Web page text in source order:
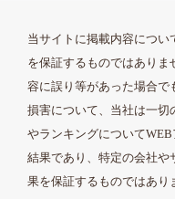
当サイトに掲載内容につ
を保証するものではあり
容に誤り等があった場合で
損害について、当社は一切
やランキングについて
結果であり、特定の会社や
果を保証するものではあり